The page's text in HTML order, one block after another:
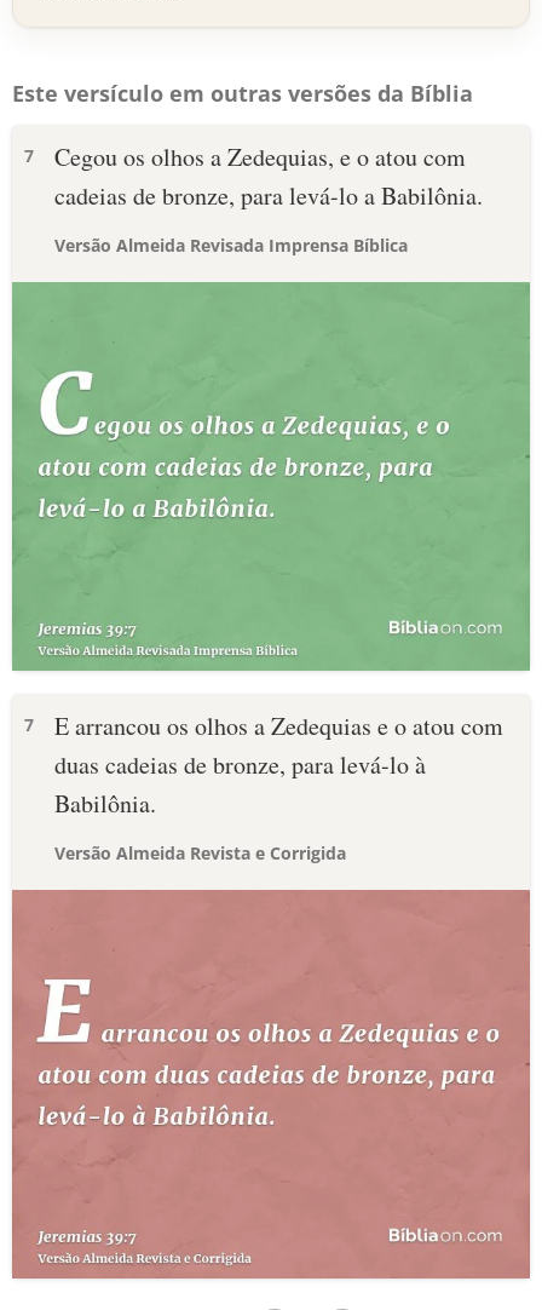
Este versículo em outras versões da Bíblia
7
Cegou os olhos a Zedequias, e o atou com
cadeias de bronze, para levá-lo a Babilônia.
Versão Almeida Revisada Imprensa Bíblica
7
E arrancou os olhos a Zedequias e o atou com
duas cadeias de bronze, para levá-lo à
Babilônia.
Versão Almeida Revista e Corrigida